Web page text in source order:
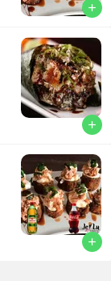
add
add
add